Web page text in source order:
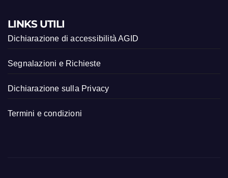
LINKS UTILI
Dichiarazione di accessibilità AGID
Segnalazioni e Richieste
Dichiarazione sulla Privacy
Termini e condizioni